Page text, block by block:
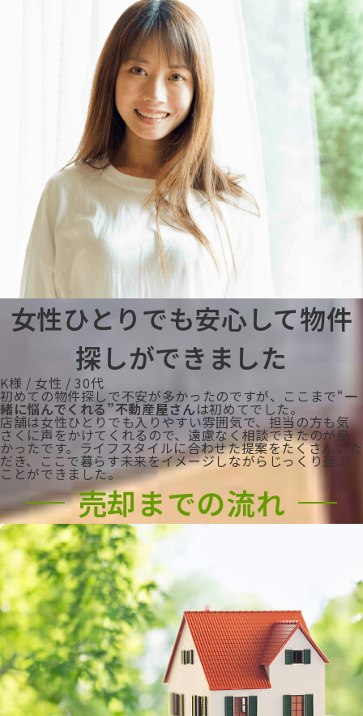
女性ひとりでも安心して物件
探しができました
K様 / 女性 / 30代
初めての物件探しで不安が多かったのですが、ここまで“一
緒に悩んでくれる”不動産屋さんは初めてでした。
店舗は女性ひとりでも入りやすい雰囲気で、担当の方も気
さくに声をかけてくれるので、遠慮なく相談できたのが良
かったです。ライフスタイルに合わせた提案をたくさんいた
だき、ここで暮らす未来をイメージしながらじっくり選ぶ
ことができました。
売却までの流れ